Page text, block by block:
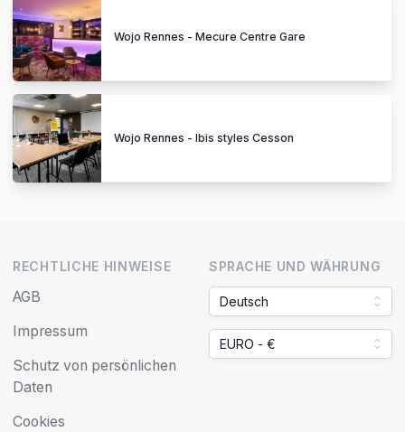
Wojo Rennes - Mecure Centre Gare
Wojo Rennes - Ibis styles Cesson
RECHTLICHE HINWEISE
AGB
Impressum
Schutz von persönlichen
Daten
Cookies
SPRACHE UND WÄHRUNG
Deutsch
EURO - €